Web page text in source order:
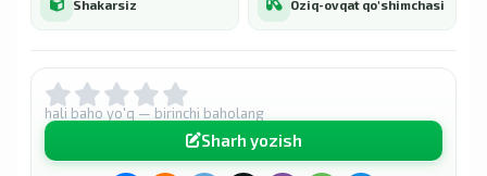
Shakarsiz Oziq-ovqat qo'shimchasi
hali baho yo'q — birinchi baholang
Sharh yozish